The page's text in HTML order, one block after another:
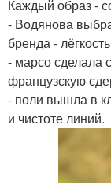
Каждый образ -
- Водянова
бренда -
- марсо сделала
французскую
- поли вышла в
и чистоте линий.